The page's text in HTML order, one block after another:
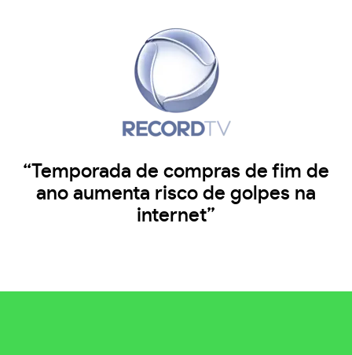
“Temporada de compras de fim de
ano aumenta risco de golpes na
internet”